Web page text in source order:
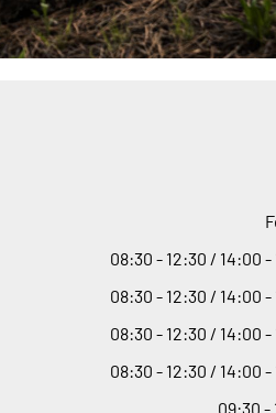
08:30 - 12:30 / 14:00 -
08:30 - 12:30 / 14:00 -
08:30 - 12:30 / 14:00 -
08:30 - 12:30 / 14:00 -
09:30 -